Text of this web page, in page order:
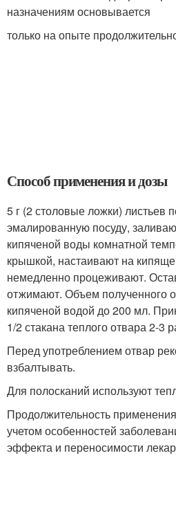
назначениям основывается
только на опыте
Способ применения и дозы
5 г (2 столовые ложки) листьев
эмалированную посуду,
кипяченой воды комнатной
крышкой, настаивают на
немедленно процеживают.
отжимают. Объем полученного
кипяченой водой до 200 мл.
1/2 стакана теплого отвара 2-3
Перед употреблением отвар
взбалтывать.
Для полосканий используют
Продолжительность
учетом особенностей
эффекта и переносимости